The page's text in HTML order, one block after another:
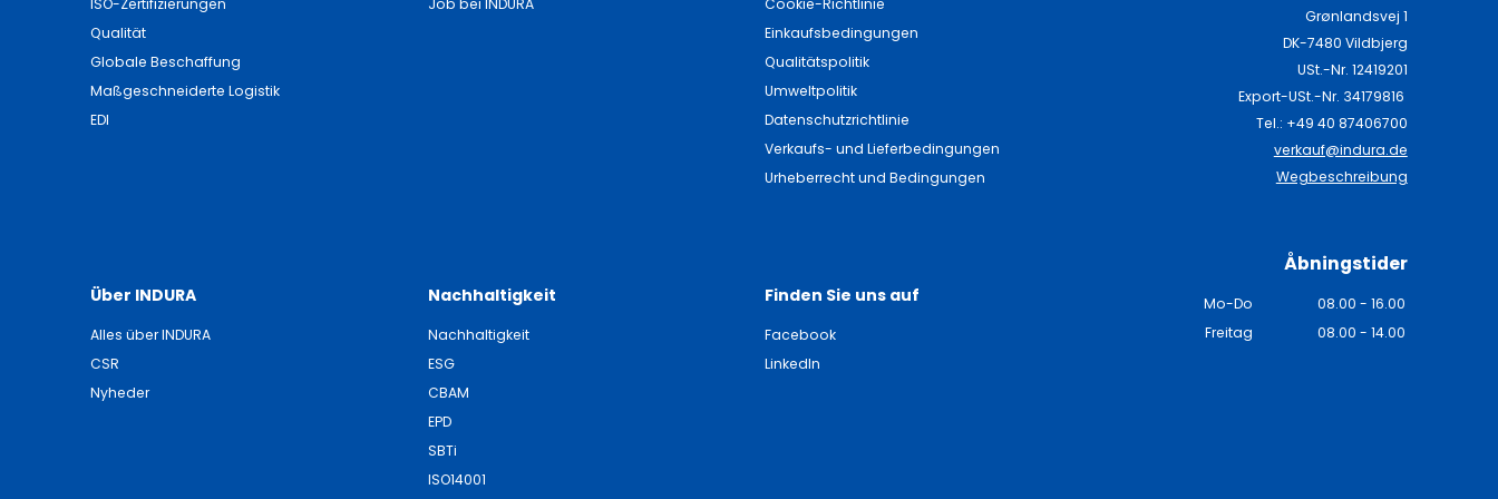
ISO-Zertifizierungen
Qualität
Globale Beschaffung
Maßgeschneiderte Logistik
EDI
Job bei INDURA
Cookie-Richtlinie
Einkaufsbedingungen
Qualitätspolitik
Umweltpolitik
Datenschutzrichtlinie
Verkaufs- und Lieferbedingungen
Urheberrecht und Bedingungen
Über INDURA
Alles über INDURA
CSR
Nyheder
Nachhaltigkeit
Nachhaltigkeit
ESG
CBAM
EPD
SBTi
ISO14001
Finden Sie uns auf
Facebook
LinkedIn
Grønlandsvej 1
DK-7480 Vildbjerg
USt.-Nr. 12419201
Export-USt.-Nr. 34179816
Tel.: +49 40 87406700
verkauf@indura.de
Wegbeschreibung
Åbningstider
Mo-Do
08.00 - 16.00
Freitag
08.00 - 14.00